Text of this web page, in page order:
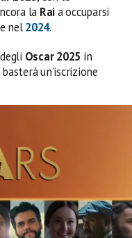
la Raia occuparsi
nel2024.
degli Oscar 2025 in
un’iscrizione